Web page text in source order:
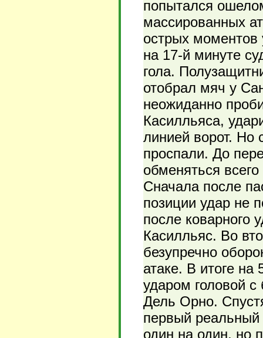
попытался
массированных
острых моментов
на 17-й минуте
гола.
отобрал мяч у
неожиданно
Касилльяса,
линией ворот. Но
проспали. До
обменяться
Сначала после
позиции удар не
после коварного
Касилльяс. Во
безупречно
атаке. В итоге
ударом головой с
Дель Орно.
первый
один на один, но